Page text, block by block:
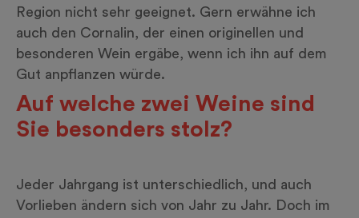
Region nicht sehr geeignet. Gern erwähne ich
auch den Cornalin, der einen originellen und
besonderen Wein ergäbe, wenn ich ihn auf dem
Gut anpflanzen würde.
Auf welche zwei Weine sind
Sie besonders stolz?
Jeder Jahrgang ist unterschiedlich, und auch
Vorlieben ändern sich von Jahr zu Jahr. Doch im